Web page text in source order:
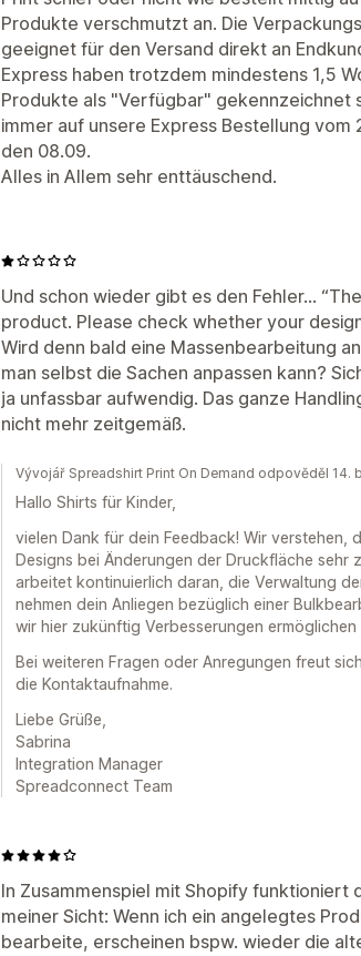
Produkte verschmutzt an. Die
geeignet für den Versand direkt an
Express haben trotzdem mindestens 1,5
Produkte als "Verfügbar" gekennzeichnet
immer auf unsere Express Bestellung
den 08.09.
Alles in Allem sehr enttäuschend.
Und schon wieder gibt es den Fehler...
product. Please check whether your
Wird denn bald eine Massenbearbeitung
man selbst die Sachen anpassen kann?
ja unfassbar aufwendig. Das ganze
nicht mehr zeitgemäß.
Vývojář Spreadshirt Print On Demand odpověděl 14.
Hallo Shirts für Kinder,
vielen Dank für dein Feedback! Wir verstehen,
Designs bei Änderungen der Druckfläche sehr
arbeitet kontinuierlich daran, die Verwaltung
nehmen dein Anliegen bezüglich einer
wir hier zukünftig Verbesserungen ermöglichen
Bei weiteren Fragen oder Anregungen freut
die Kontaktaufnahme.
Liebe Grüße,
Sabrina
Integration Manager
Spreadconnect Team
In Zusammenspiel mit Shopify funktioniert
meiner Sicht: Wenn ich ein angelegtes
bearbeite, erscheinen bspw. wieder die